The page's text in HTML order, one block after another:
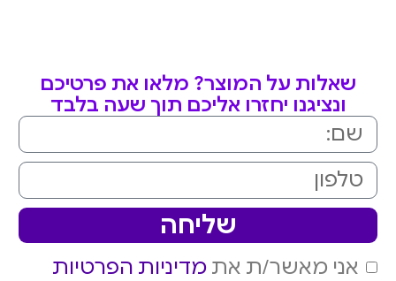
שאלות על המוצר? מלאו את פרטיכם
ונציגנו יחזרו אליכם תוך שעה בלבד
אני מאשר/ת את מדיניות הפרטיות
שליחה